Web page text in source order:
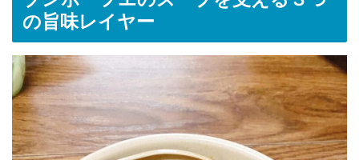
の旨味レイヤー